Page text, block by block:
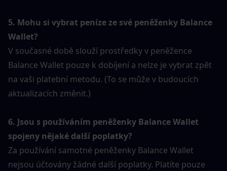
5. Mohu si vybrat peníze ze své peněženky Balance
Wallet?
V současné době slouží prostředky v peněžence
Balance Wallet pouze k dobíjení a nelze je vybrat zpět
na vaši platební metodu. (To se může v budoucích
aktualizacích změnit.)
6. Jsou s používáním peněženky Balance Wallet
spojeny nějaké další poplatky?
Za používání samotné peněženky Balance Wallet
nejsou účtovány žádné další poplatky. Platíte pouze